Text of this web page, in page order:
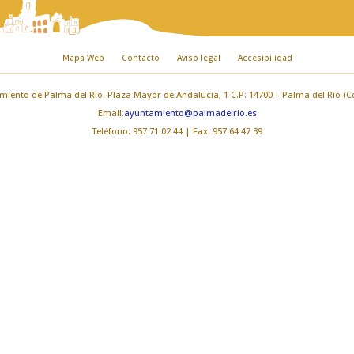
Mapa Web Contacto Aviso legal Accesibilidad
de Palma del Río. Plaza Mayor de Andalucía, 1 C.P: 14700 – Palma del Río
Email:ayuntamiento@palmadelrio.es
Teléfono: 957 71 02 44 | Fax: 957 64 47 39